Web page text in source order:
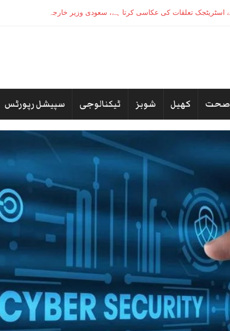
صحت کھیل شوبز ٹیکنالوجی سپیشل رپورٹس